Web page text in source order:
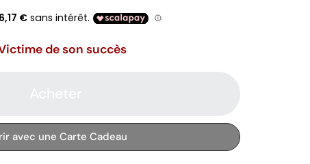
de son succès
avec une Carte Cadeau